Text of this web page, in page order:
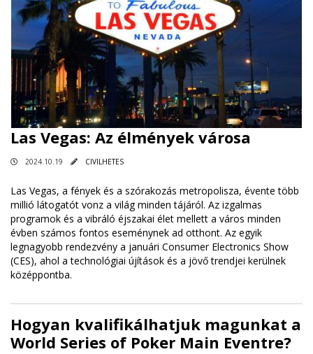
Las Vegas: Az élmények városa
2024.10.19 CIVILHETES
Las Vegas, a fények és a szórakozás metropolisza, évente több
millió látogatót vonz a világ minden tájáról. Az izgalmas
programok és a vibráló éjszakai élet mellett a város minden
évben számos fontos eseménynek ad otthont. Az egyik
legnagyobb rendezvény a januári Consumer Electronics Show
(CES), ahol a technológiai újítások és a jövő trendjei kerülnek
középpontba.
Hogyan kvalifikálhatjuk magunkat a
World Series of Poker Main Eventre?